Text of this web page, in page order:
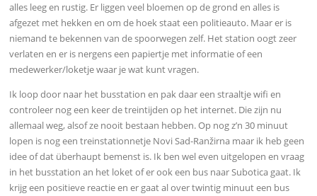
alles leeg en rustig. Er liggen veel bloemen op de grond en alles is
afgezet met hekken en om de hoek staat een politieauto. Maar er is
niemand te bekennen van de spoorwegen zelf. Het station oogt zeer
verlaten en er is nergens een papiertje met informatie of een
medewerker/loketje waar je wat kunt vragen.
Ik loop door naar het busstation en pak daareen straaltje wifi en
controleer nog een keer de treintijden op het internet. Die zijn nu
allemaal weg, alsof ze nooit bestaan hebben. Op nog z’n 30 minuut
lopen is nog een treinstationnetje Novi Sad-Ranžirna maar ik heb geen
idee of dat überhaupt bemenst is. Ik ben wel even uitgelopen en vraag
in het busstation an het loket of er ook een bus naar Subotica gaat. Ik
krijg een positieve reactie en er gaat al over twintig minuut een bus